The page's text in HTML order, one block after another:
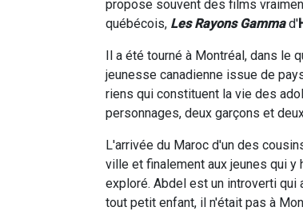
propose souvent des films
québécois, Les Rayons Gammad'
Il a été tourné à Montréal, dans le
jeunesse canadienne issue de
riens qui constituent la vie des
personnages, deux garçons et
L'arrivée du Maroc d'un des
ville et finalement aux jeunes qui
exploré. Abdel est un introverti qui
tout petit enfant, il n'était pas à